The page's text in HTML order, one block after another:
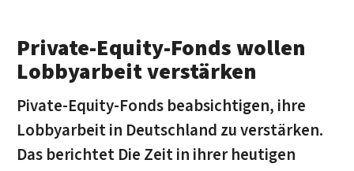
Private-Equity-Fonds wollen
Lobbyarbeit verstärken
Pivate-Equity-Fonds beabsichtigen, ihre
Lobbyarbeit in Deutschland zu verstärken.
Das berichtet Die Zeit in ihrer heutigen